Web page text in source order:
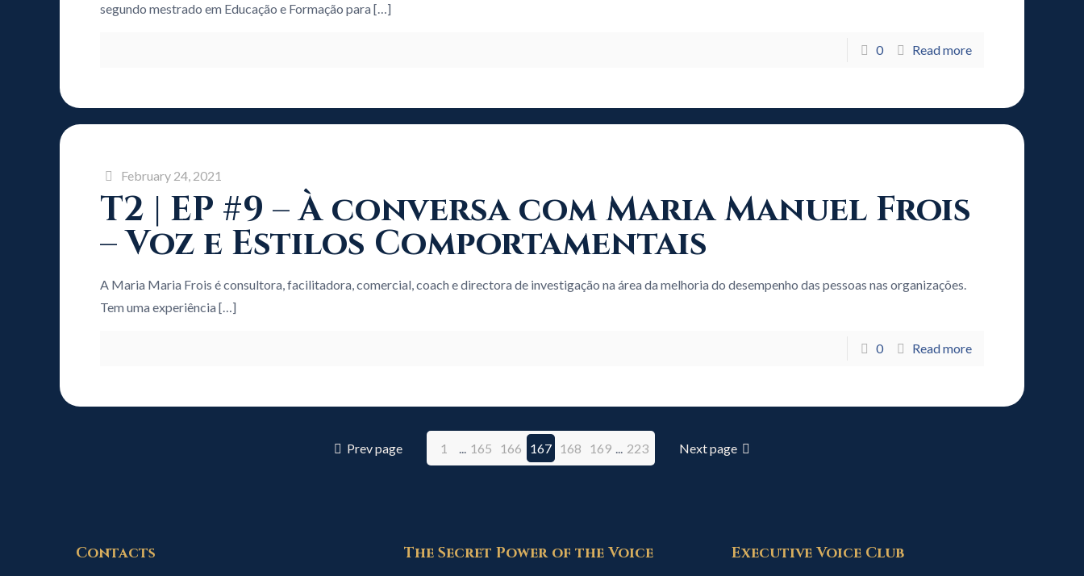
segundo mestrado em Educação e Formação para[…]
0 Read more
February 24, 2021
T2 | EP #9 – À conversa com Maria Manuel Frois
– Voz e Estilos Comportamentais
A Maria Maria Frois é consultora, facilitadora, comercial, coach e directora de investigação na área da melhoria do desempenho das pessoas nas organizações.
Tem uma experiência[…]
0 Read more
Prev page 1 ... 165 166 167 168 169 ... 223 Next page
Contacts The Secret Power of the Voice Executive Voice Club